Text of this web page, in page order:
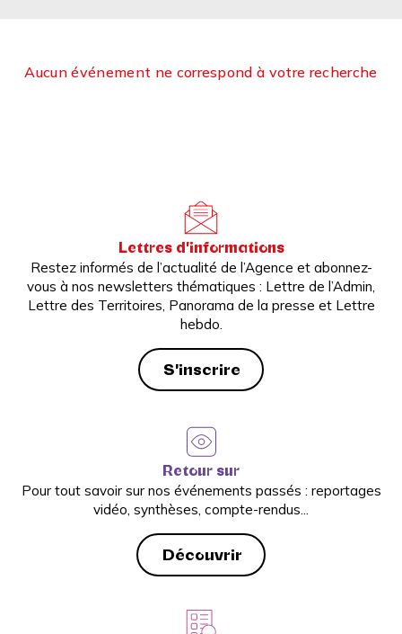
Aucun événement ne correspond à votre recherche
Lettres d'informations
Restez informés de l’actualité de l’Agence et abonnez-
vous à nos newsletters thématiques : Lettre de l’Admin,
Lettre des Territoires, Panorama de la presse et Lettre
hebdo.
S'inscrire
Retour sur
Pour tout savoir sur nos événements passés : reportages
vidéo, synthèses, compte-rendus...
Découvrir